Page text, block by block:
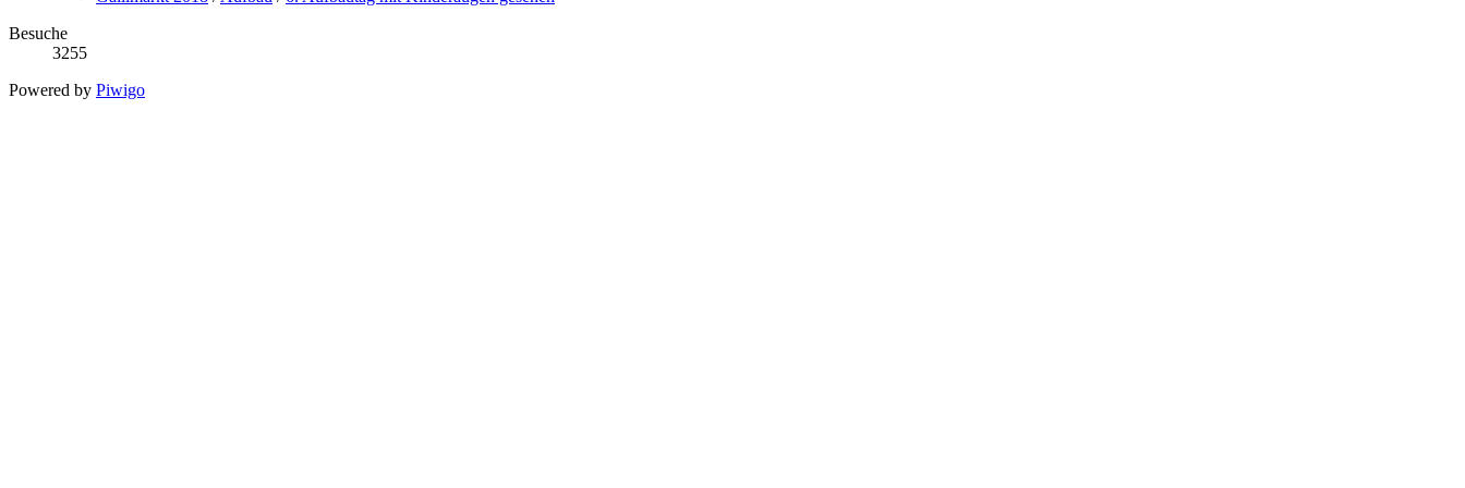
Besuche
3255
Powered by Piwigo